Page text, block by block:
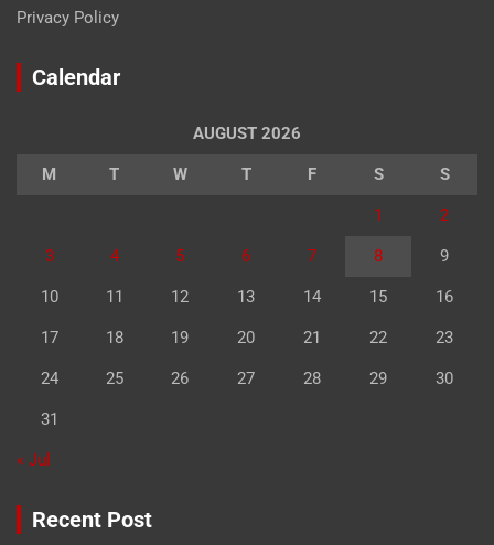
Privacy Policy
Calendar
AUGUST 2026
M T W T F S S
1 2
3 4 5 6 7 8 9
10 11 12 13 14 15 16
17 18 19 20 21 22 23
24 25 26 27 28 29 30
31
« Jul
Recent Post